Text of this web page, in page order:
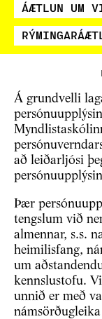
ÁÆTLUN UM
Á grundvelli
að leiðarljósi
Þær
tengslum við
almennar, s.s.
heimilisfang,
um
kennslustofu.
unnið er með